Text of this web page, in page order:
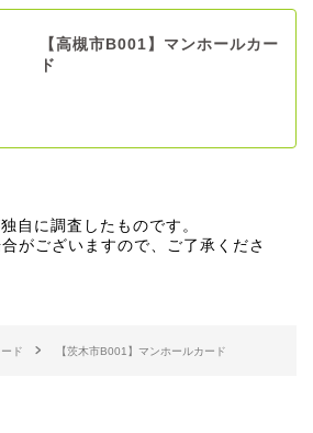
【高槻市B001】マンホールカー
ド
自に調査したものです。
がございますので、ご了承くださ
ド 【茨木市B001】マンホールカード